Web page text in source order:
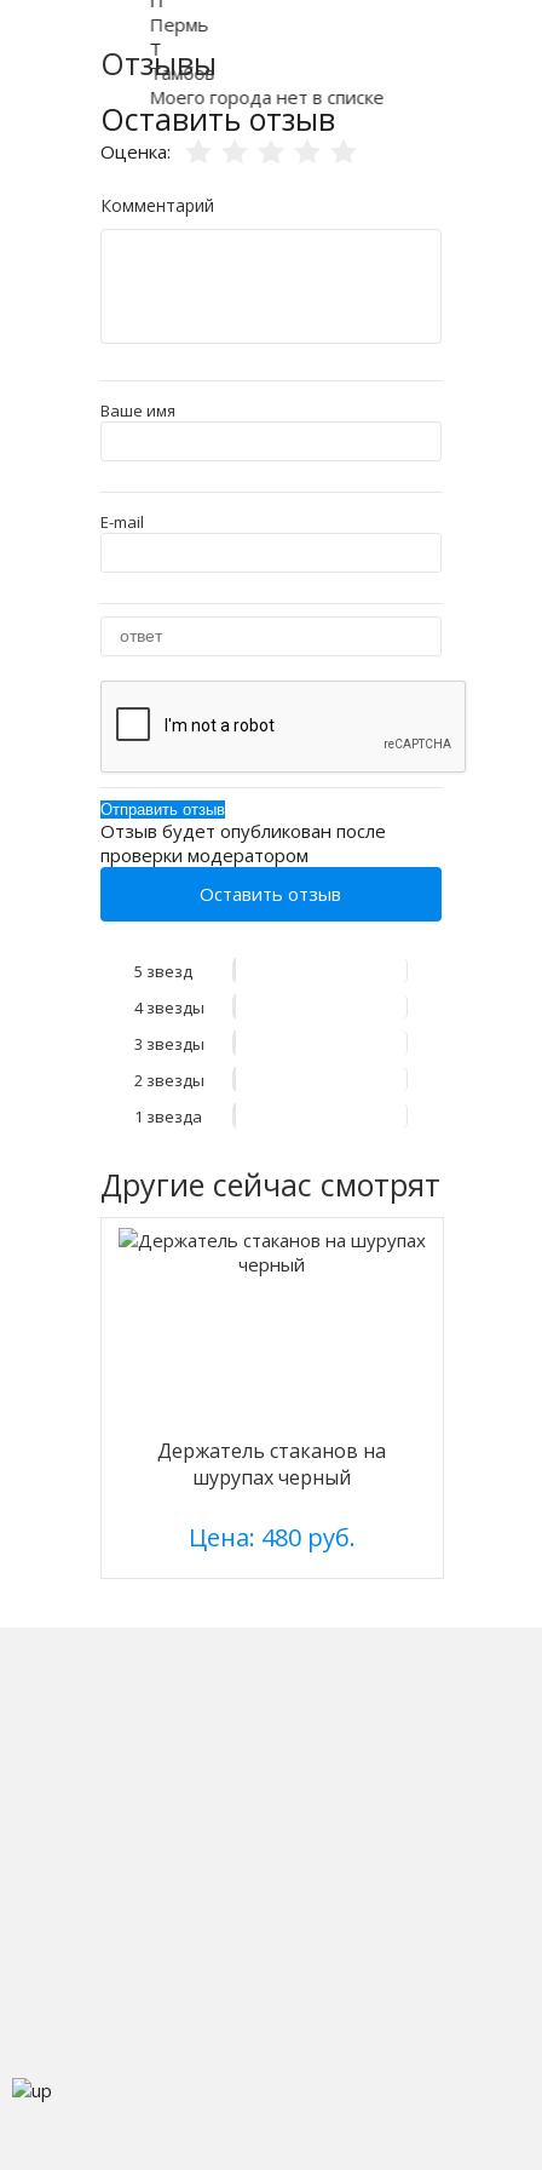
Отзывы
Оставить отзыв
Оценка:
Комментарий
Ваше имя
E-mail
Отзыв будет опубликован после
проверки модератором
Оставить отзыв
5 звезд
4 звезды
3 звезды
2 звезды
1 звезда
Другие сейчас смотрят
Держатель стаканов на
шурупах черный
Цена: 480 руб.
Пермь
Т
Тамбов
Моего города нет в списке